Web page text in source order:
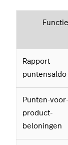
Functie
Rapport
puntensaldo
Punten-voor-
product-
beloningen